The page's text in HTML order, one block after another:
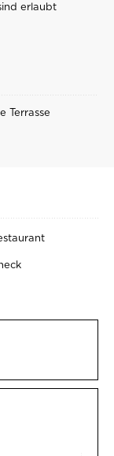
erlaubt
Terrasse